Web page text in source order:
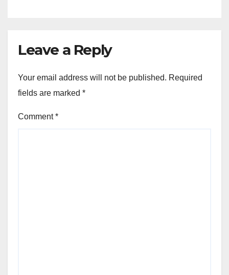
Leave a Reply
Your email address will not be published. Required
fields are marked *
Comment*